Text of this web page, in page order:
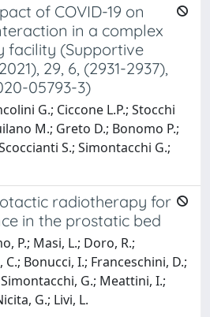
of COVID-19 on
in a complex
facility (Supportive
29, 6, (2931-2937),
05793-3)
G.; Ciccone L.P.; Stocchi
M.; Greto D.; Bonomo P.;
S.; Simontacchi G.;
radiotherapy for
in the prostatic bed
P.; Masi, L.; Doro, R.;
Bonucci, I.; Franceschini, D.;
G.; Meattini, I.;
G.; Livi, L.